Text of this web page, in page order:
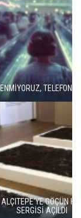
ÖĞRENİYOR"
"KÖK HALI"